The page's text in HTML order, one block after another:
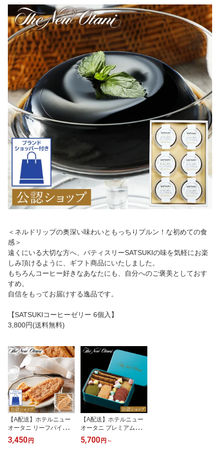
＜ネルドリップの奥深い味わいともっちりプルン！な初めての食
感＞
遠くにいる大切な方へ、パティスリーSATSUKIの味を気軽にお楽
しみ頂けるように、ギフト商品にいたしました。
もちろんコーヒー好きなあなたにも、自分へのご褒美としておす
すめ。
自信をもってお届けする逸品です。
【SATSUKIコーヒーゼリー 6個入】
3,800円(送料無料)
【A配送】ホテルニュー
オータニ リーフパイ（7
枚入）L-24 お礼 詰め合
わせギフト 送料無料 手
3,450 円
【A配送】ホテルニュー
オータニ プレミアムクッ
キー「PETITS」C-45 全
6種類 詰め合わせ クッキ
5,700 円 ～